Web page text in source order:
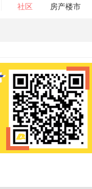
社区
房产楼市